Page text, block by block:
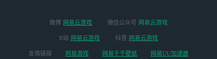
微博 网易云游戏 微信公众号 网易云游戏
B站 网易云游戏 抖音 网易云游戏
友情链接 网易游戏 网易千千壁纸 网易UU加速器